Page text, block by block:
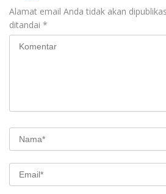
Alamat email Anda tidak akan
ditandai *